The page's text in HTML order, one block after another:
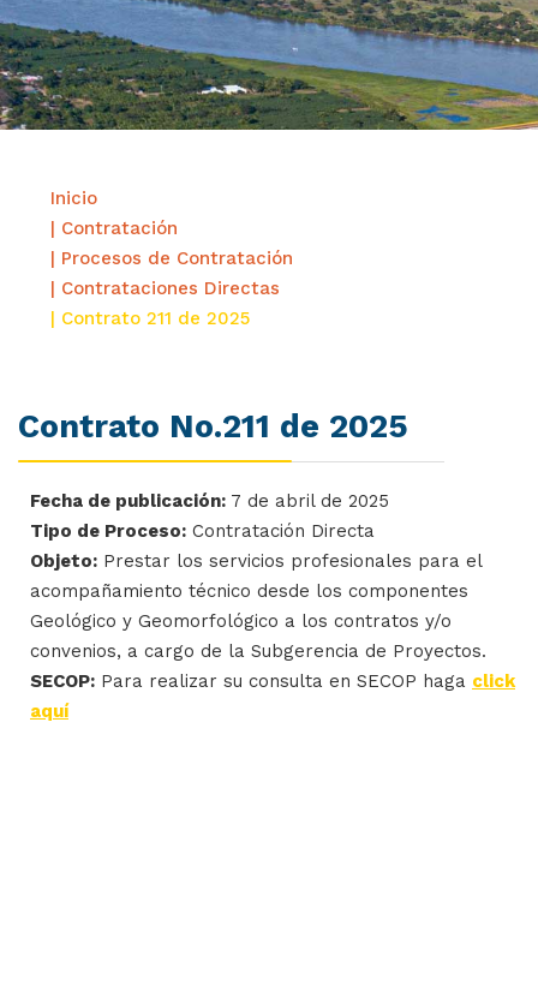
Inicio
| Contratación
| Procesos de Contratación
| Contrataciones Directas
| Contrato 211 de 2025
Contrato No.211 de 2025
Fecha de publicación: 7 de abril de 2025
Tipo de Proceso: Contratación Directa
Objeto: Prestar los servicios profesionales para el
acompañamiento técnico desde los componentes
Geológico y Geomorfológico a los contratos y/o
convenios, a cargo de la Subgerencia de Proyectos.
SECOP: Para realizar su consulta en SECOP haga click
aquí